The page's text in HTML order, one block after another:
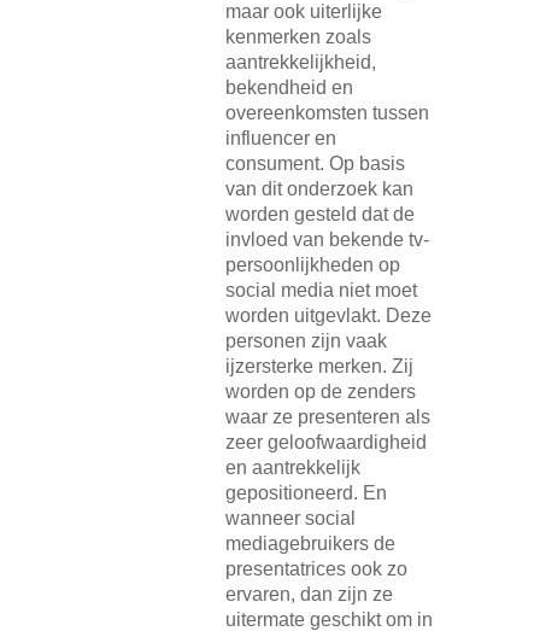
maar ook uiterlijke
kenmerken zoals
aantrekkelijkheid,
bekendheid en
overeenkomsten tussen
influencer en
consument. Op basis
van dit onderzoek kan
worden gesteld dat de
invloed van bekende tv-
persoonlijkheden op
social media niet moet
worden uitgevlakt. Deze
personen zijn vaak
ijzersterke merken. Zij
worden op de zenders
waar ze presenteren als
zeer geloofwaardigheid
en aantrekkelijk
gepositioneerd. En
wanneer social
mediagebruikers de
presentatrices ook zo
ervaren, dan zijn ze
uitermate geschikt om in